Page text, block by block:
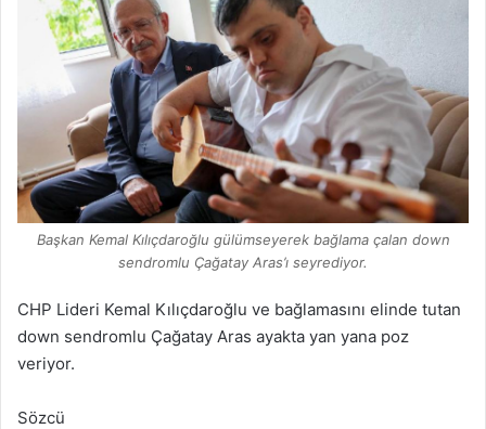
Başkan Kemal Kılıçdaroğlu gülümseyerek bağlama çalan down
sendromlu Çağatay Aras’ı seyrediyor.
CHP Lideri Kemal Kılıçdaroğlu ve bağlamasını elinde tutan
down sendromlu Çağatay Aras ayakta yan yana poz
veriyor.
Sözcü